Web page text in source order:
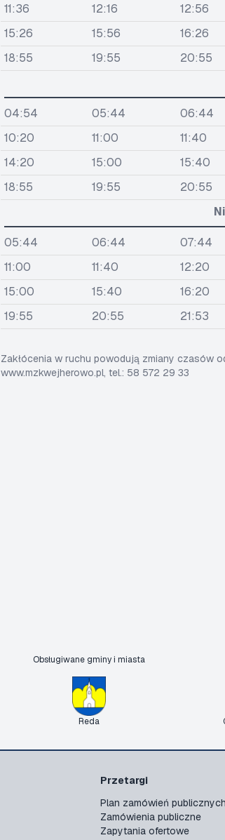
11:36
12:16 12:56
15:26
15:56 16:26
18:55
19:55 20:55
04:54 05:44 06:44
10:20
11:00 11:40
14:20
15:00 15:40
18:55
19:55 20:55
05:44 06:44 07:44
11:00
11:40 12:20
15:00
15:40 16:20
19:55
20:55 21:53
Zakłócenia w ruchu powodują zmiany czasów
www.mzkwejherowo.pl, tel.: 58 572 29 33
Obsługiwane gminy i miasta
Reda
Przetargi
Plan zamówień publicznych
Zamówienia publiczne
Zapytania ofertowe